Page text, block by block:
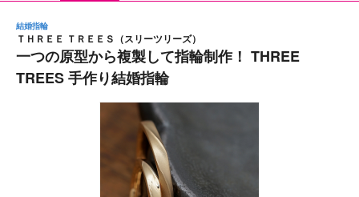
結婚指輪
ＴＨＲＥＥ ＴＲＥＥＳ（スリーツリーズ）
一つの原型から複製して指輪制作！ THREE
TREES 手作り結婚指輪